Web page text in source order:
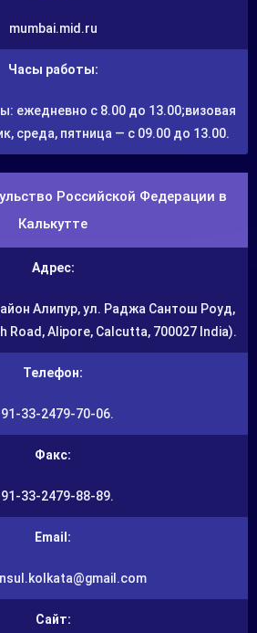
mumbai.mid.ru
Часы работы:
ежедневно с 8.00 до 13.00;визовая
среда, пятница — с 09.00 до 13.00.
Российской Федерации в
Калькутте
Адрес:
Алипур, ул. Раджа Сантош Роуд,
Road, Alipore, Calcutta, 700027 India).
Телефон:
33-2479-70-06.
Факс:
33-2479-88-89.
Email:
Сайт: